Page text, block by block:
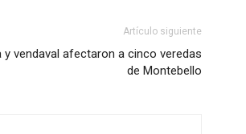
Artículo siguiente
y vendaval afectaron a cinco veredas
de Montebello